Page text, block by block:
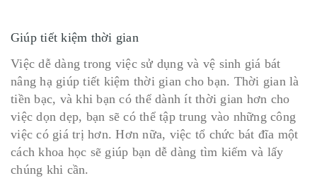
Giúp tiết kiệm thời gian
Việc dễ dàng trong việc sử dụng và vệ sinh giá bát
nâng hạ giúp tiết kiệm thời gian cho bạn. Thời gian là
tiền bạc, và khi bạn có thể dành ít thời gian hơn cho
việc dọn dẹp, bạn sẽ có thể tập trung vào những công
việc có giá trị hơn. Hơn nữa, việc tổ chức bát đĩa một
cách khoa học sẽ giúp bạn dễ dàng tìm kiếm và lấy
chúng khi cần.